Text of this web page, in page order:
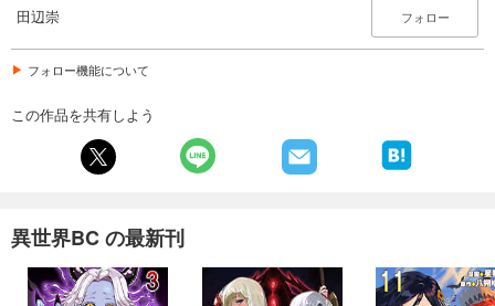
試し読み
あらすじを表示する
円 (税込)
あらすじを表示する
異世界ジビエ飯食わず嫌いエルフをおもてなす 【連載版】最終話
田辺崇 フォロー
フォロー機能について
この作品を共有しよう
異世界BC の最新刊